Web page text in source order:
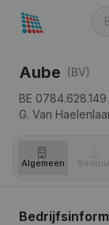
Aube (BV)
BE 0784.628.149
G. Van
Algemeen